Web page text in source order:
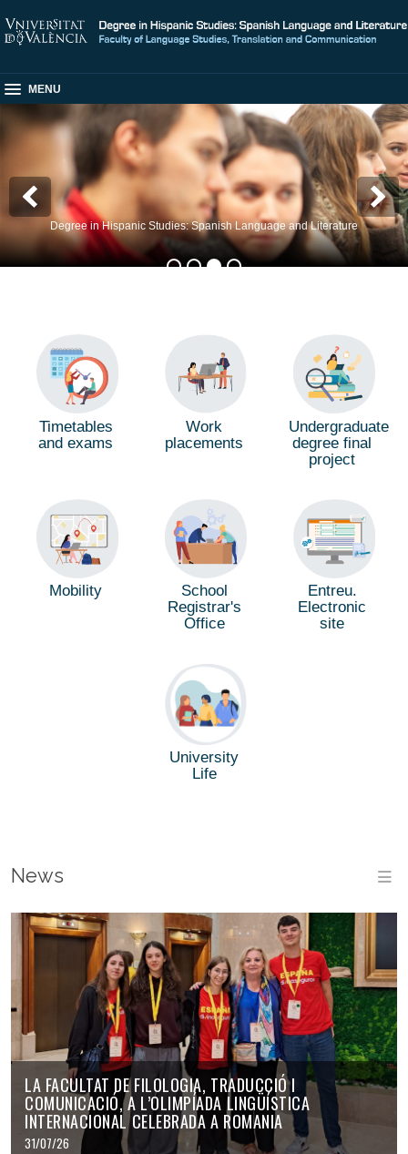
MENU
Degree in Hispanic Studies: Spanish Language and Literature
Timetables
and exams
Work
placements
Undergraduate
degree final
project
Mobility
School
Registrar's
Office
Entreu.
Electronic
site
University
Life
News
LA FACULTAT DE FILOLOGIA, TRADUCCIÓ I
COMUNICACIÓ, A L’OLIMPÍADA LINGÜÍSTICA
INTERNACIONAL CELEBRADA A ROMANIA
31/07/26